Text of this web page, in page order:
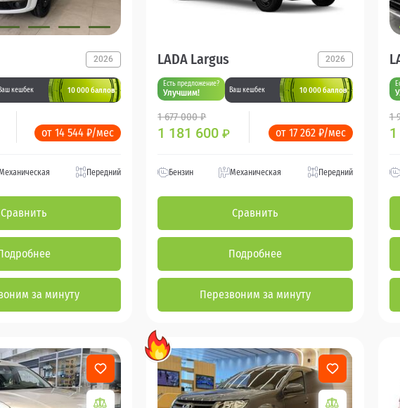
2026
кешбек 10 000 баллов
от 14 544 ₽/мес
Передний
Сравнить
за минуту
LADA Largus 2026
Есть предложение?
Улучшим! Ваш кешбек 10 000 баллов
1 677 000 ₽
1 181 600₽ от 17 262 ₽/мес
Бензин Механическая Передний
Сравнить
Подробнее
Перезвоним за минуту
1